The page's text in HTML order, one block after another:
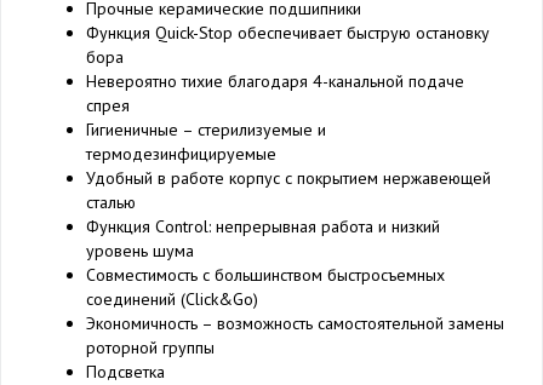
Прочные керамические подшипники
Функция Quick-Stop обеспечивает быструю остановку
бора
Невероятно тихие благодаря 4-канальной подаче
спрея
Гигиеничные – стерилизуемые и
термодезинфицируемые
Удобный в работе корпус с покрытием нержавеющей
сталью
Функция Control: непрерывная работа и низкий
уровень шума
Совместимость с большинством быстросъемных
соединений (Click&Go)
Экономичность – возможность самостоятельной замены
роторной группы
Подсветка